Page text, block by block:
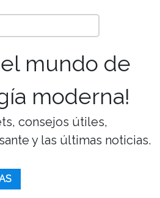
mundo de
moderna!
consejos útiles,
y las últimas noticias.